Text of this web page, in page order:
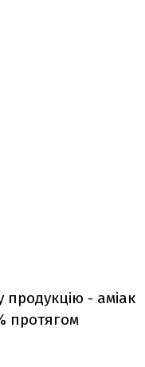
продукцію - аміак
протягом